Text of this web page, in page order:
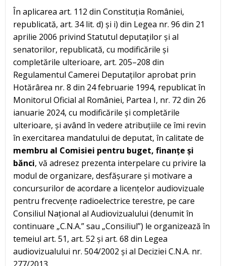
În aplicarea art. 112 din Constituția României,
republicată, art. 34 lit. d) și i) din Legea nr. 96 din 21
aprilie 2006 privind Statutul deputaților și al
senatorilor, republicată, cu modificările și
completările ulterioare, art. 205–208 din
Regulamentul Camerei Deputaților aprobat prin
Hotărârea nr. 8 din 24 februarie 1994, republicat în
Monitorul Oficial al României, Partea I, nr. 72 din 26
ianuarie 2024, cu modificările și completările
ulterioare, și având în vedere atribuțiile ce îmi revin
în exercitarea mandatului de deputat, în calitate de
membru al Comisiei pentru buget, finanțe și
bănci, vă adresez prezenta interpelare cu privire la
modul de organizare, desfășurare și motivare a
concursurilor de acordare a licențelor audiovizuale
pentru frecvențe radioelectrice terestre, pe care
Consiliul Național al Audiovizualului (denumit în
continuare „C.N.A.” sau „Consiliul”) le organizează în
temeiul art. 51, art. 52 și art. 68 din Legea
audiovizualului nr. 504/2002 și al Deciziei C.N.A. nr.
277/2013.